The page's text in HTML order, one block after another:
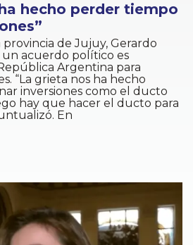
hecho perder tiempo
de Jujuy, Gerardo
un acuerdo político es
Argentina para
“La grieta nos ha hecho
inversiones como el ducto
hay que hacer el ducto para
En